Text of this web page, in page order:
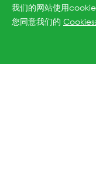
过RETC Thresher
户提供经得起极端
我们的网站使用
您同意我们的 Cookies